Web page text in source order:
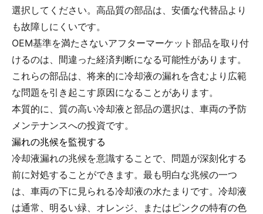
選択してください。高品質の部品は、安価な代替品より
も故障しにくいです。
OEM基準を満たさないアフターマーケット部品を取り付
けるのは、間違った経済判断になる可能性があります。
これらの部品は、将来的に冷却液の漏れを含むより広範
な問題を引き起こす原因になることがあります。
本質的に、質の高い冷却液と部品の選択は、車両の予防
メンテナンスへの投資です。
漏れの兆候を監視する
冷却液漏れの兆候を意識することで、問題が深刻化する
前に対処することができます。最も明白な兆候の一つ
は、車両の下に見られる冷却液の水たまりです。冷却液
は通常、明るい緑、オレンジ、またはピンクの特有の色